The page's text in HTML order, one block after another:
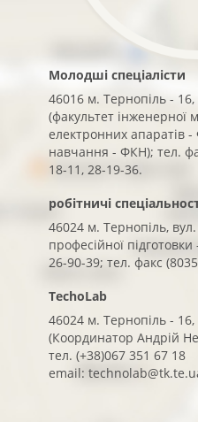
Молодші спеціалісти
46016 м. Тернопіль -
(факультет інженерної
електронних апаратів
навчання - ФКН); тел.
18-11, 28-19-36.
робітничі
46024 м. Тернопіль,
професійної
26-90-39; тел. факс
TechoLab
46024 м. Тернопіль -
(Координатор Андрій
тел. (+38)067 351 67 18
email: